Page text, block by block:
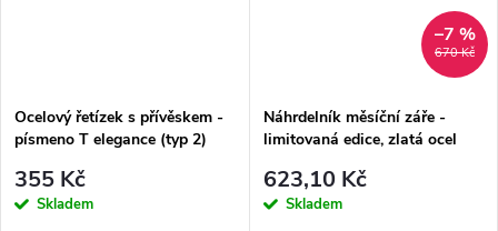
Ocelový řetízek s přívěskem -
písmeno T elegance (typ 2)
355 Kč
Skladem
670 Kč
–7 %
Náhrdelník měsíční záře -
limitovaná edice, zlatá ocel
623,10 Kč
Skladem